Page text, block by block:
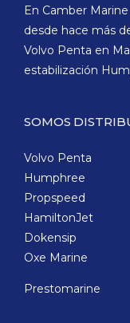
En Camber
desde hace más
Volvo Penta en
estabilización
SOMOS
Volvo Penta
Humphree
Propspeed
HamiltonJet
Dokensip
Oxe Marine
Prestomarine